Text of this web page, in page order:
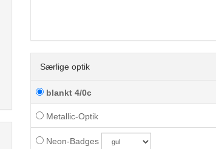
Særlige optik
blankt 4/0c
Metallic-Optik
Neon-Badges